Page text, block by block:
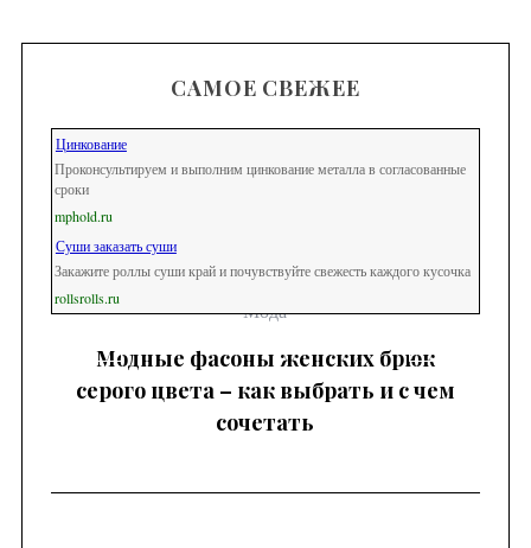
САМОЕ СВЕЖЕЕ
Цинкование
Проконсультируем и выполним цинкование металла в согласованные
сроки
mphold.ru
Суши заказать суши
Закажите роллы суши край и почувствуйте свежесть каждого кусочка
rollsrolls.ru
Мода
Модные фасоны женских брюк
серого цвета – как выбрать и с чем
сочетать